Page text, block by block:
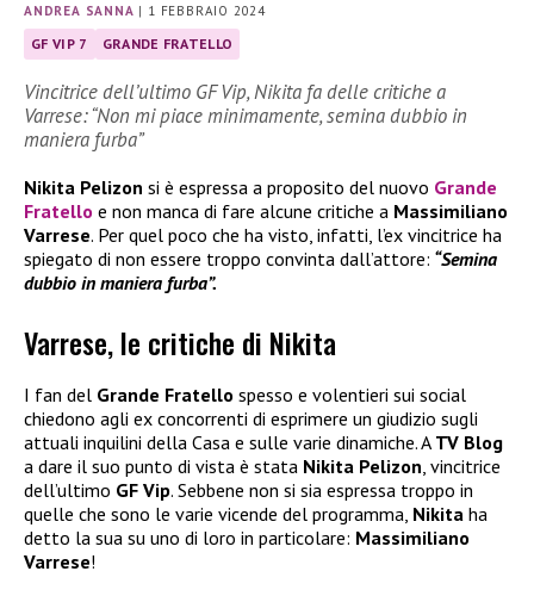
ANDREA SANNA | 1 FEBBRAIO 2024
GF VIP 7 GRANDE FRATELLO
Vincitrice dell’ultimo GF Vip, Nikita fa delle critiche a
Varrese: “Non mi piace minimamente, semina dubbio in
maniera furba”
Nikita Pelizon si è espressa a proposito del nuovo Grande
Fratello e non manca di fare alcune critiche a Massimiliano
Varrese. Per quel poco che ha visto, infatti, l’ex vincitrice ha
spiegato di non essere troppo convinta dall’attore: “Semina
dubbio in maniera furba”.
Varrese, le critiche di Nikita
I fan del Grande Fratello spesso e volentieri sui social
chiedono agli ex concorrenti di esprimere un giudizio sugli
attuali inquilini della Casa e sulle varie dinamiche. A TV Blog
a dare il suo punto di vista è stata Nikita Pelizon , vincitrice
dell’ultimo GF Vip. Sebbene non si sia espressa troppo in
quelle che sono le varie vicende del programma, Nikita ha
detto la sua su uno di loro in particolare: Massimiliano
Varrese!